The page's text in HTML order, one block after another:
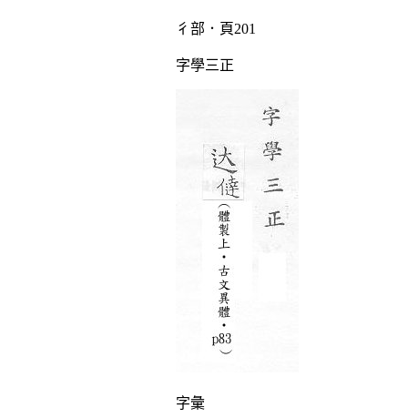
彳部．頁201
字學三正
字彙